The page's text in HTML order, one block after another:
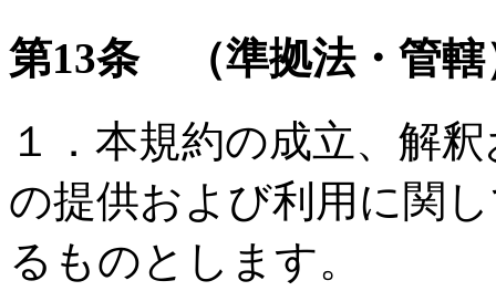
第13条 （準拠法・管轄
１．本規約の成立、解
の提供および利用に関
るものとします。